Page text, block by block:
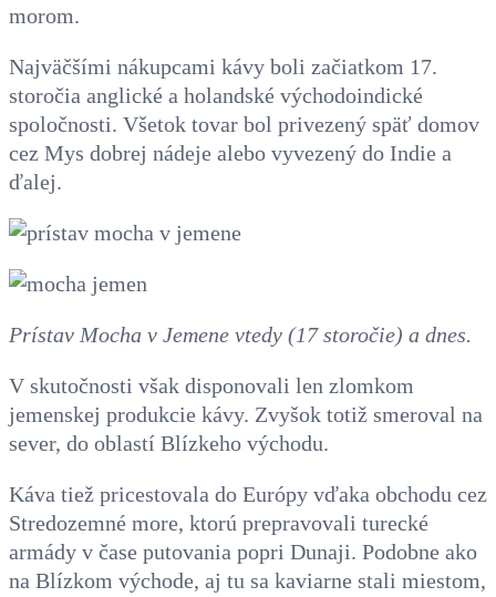
morom.
Najväčšími nákupcami kávy boli začiatkom 17.
storočia anglické a holandské východoindické
spoločnosti. Všetok tovar bol privezený späť domov
cez Mys dobrej nádeje alebo vyvezený do Indie a
ďalej.
Prístav Mocha v Jemene vtedy (17 storočie) a dnes.
V skutočnosti však disponovali len zlomkom
jemenskej produkcie kávy. Zvyšok totiž smeroval na
sever, do oblastí Blízkeho východu.
Káva tiež pricestovala do Európy vďaka obchodu cez
Stredozemné more, ktorú prepravovali turecké
armády v čase putovania popri Dunaji. Podobne ako
na Blízkom východe, aj tu sa kaviarne stali miestom,